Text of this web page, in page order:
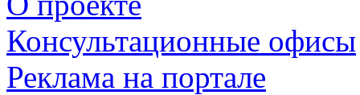
Консультационные офисы
Реклама на портале